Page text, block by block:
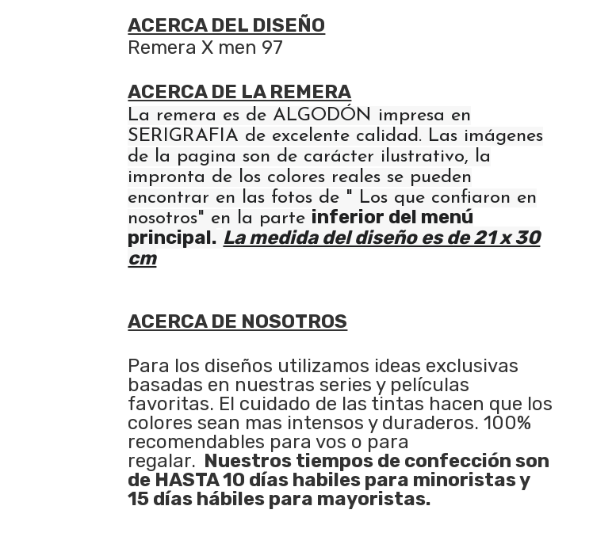
ACERCA DEL DISEÑO
Remera X men 97
ACERCA DE LA REMERA
La remera es de ALGODÓN impresa en
SERIGRAFIA de excelente calidad. Las imágenes
de la pagina son de carácter ilustrativo, la
impronta de los colores reales se pueden
encontrar en las fotos de " Los que confiaron en
nosotros" en la parte inferior del menú
principal. La medida del diseño es de 21 x 30
cm
ACERCA DE NOSOTROS
Para los diseños utilizamos ideas exclusivas
basadas en nuestras series y películas
favoritas. El cuidado de las tintas hacen que los
colores sean mas intensos y duraderos. 100%
recomendables para vos o para
regalar. Nuestros tiempos de confección son
de HASTA 10 días habiles para minoristas y
15 días hábiles para mayoristas.